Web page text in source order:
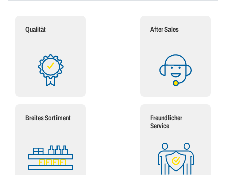
Qualität After Sales
Breites Sortiment
Freundlicher
Service